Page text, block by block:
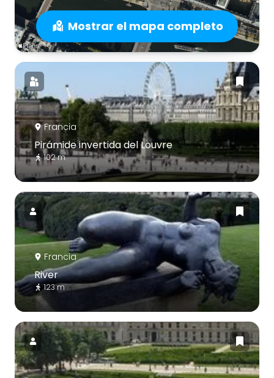
Mostrar el mapa completo
Francia
Pirámide invertida del Louvre
102 m
Francia
River
123 m